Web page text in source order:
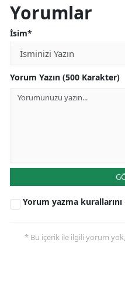
Yorumlar
İsim*
Yorum Yazın (500 Karakter)
Yorum yazma kurallarını
* Bu içerik ile ilgili yorum